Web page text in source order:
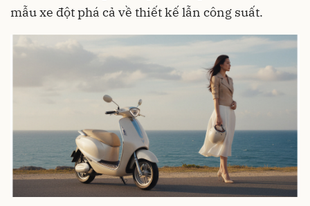
mẫu xe đột phá cả về thiết kế lẫn công suất.